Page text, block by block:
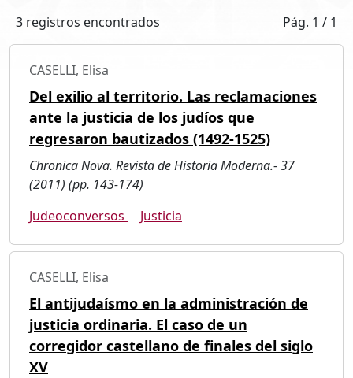
3 registros encontrados Pág. 1 / 1
CASELLI, Elisa
Del exilio al territorio. Las reclamaciones
ante la justicia de los judíos que
regresaron bautizados (1492-1525)
Chronica Nova. Revista de Historia Moderna.- 37
(2011) (pp. 143-174)
Judeoconversos
Justicia
CASELLI, Elisa
El antijudaísmo en la administración de
justicia ordinaria. El caso de un
corregidor castellano de finales del siglo
XV